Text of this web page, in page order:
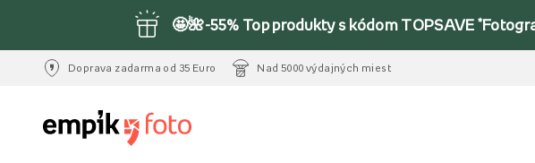
🤩🌺-55% Top produkty s kódom TOPSAVE
Doprava zadarma od 35 Euro Nad 5000 výdajných miest